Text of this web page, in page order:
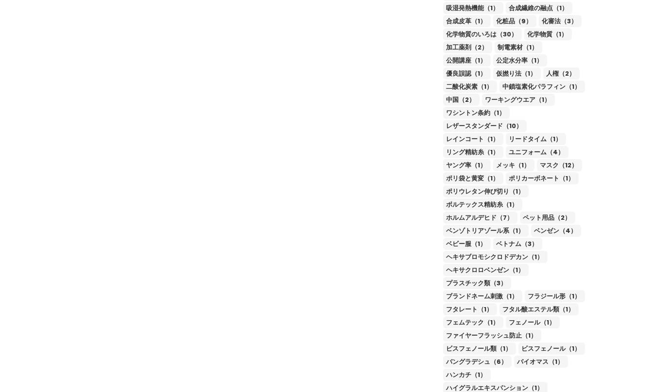
吸湿発熱機能（1）
合成繊維の融点（1）
合成皮革（1）
化粧品（9）
化審法（3）
化学物質のいろは（30）
化学物質（1）
加工薬剤（2）
制電素材（1）
公開講座（1）
公定水分率（1）
優良誤認（1）
仮撚り法（1）
人権（2）
二酸化炭素（1）
中鎖塩素化パラフィン（1）
中国（2）
ワーキングウエア（1）
ワシントン条約（1）
レザースタンダード（10）
レインコート（1）
リードタイム（1）
リング精紡糸（1）
ユニフォーム（4）
ヤング率（1）
メッキ（1）
マスク（12）
ポリ袋と黄変（1）
ポリカーボネート（1）
ポリウレタン伸び切り（1）
ボルテックス精紡糸（1）
ホルムアルデヒド（7）
ペット用品（2）
ベンゾトリアゾール系（1）
ベンゼン（4）
ベビー服（1）
ベトナム（3）
ヘキサブロモシクロドデカン（1）
ヘキサクロロベンゼン（1）
プラスチック類（3）
ブランドネーム刺激（1）
フラジール形（1）
フタレート（1）
フタル酸エステル類（1）
フェムテック（1）
フェノール（1）
ファイヤーフラッシュ防止（1）
ビスフェノール類（1）
ビスフェノール（1）
バングラデシュ（6）
バイオマス（1）
ハンカチ（1）
ハイグラルエキスパンション（1）